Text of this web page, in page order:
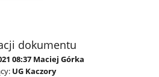
dokumentu
08:37 Maciej Górka
UG Kaczory